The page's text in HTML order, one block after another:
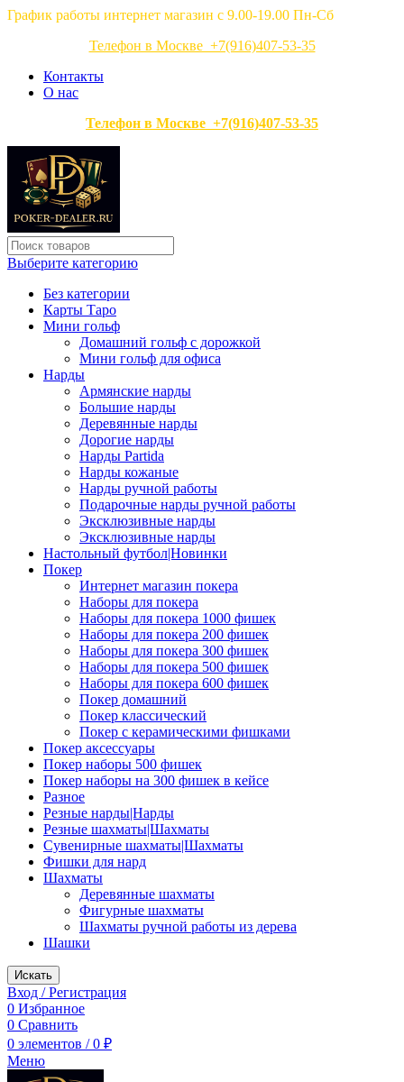
График работы интернет магазин с 9.00-19.00 Пн-Сб
Телефон в Москве +7(916)407-53-35
Контакты
О нас
Телефон в Москве +7(916)407-53-35
Выберите категорию
Без категории
Карты Таро
Мини гольф
Домашний гольф с дорожкой
Мини гольф для офиса
Нарды
Армянские нарды
Большие нарды
Деревянные нарды
Дорогие нарды
Нарды Partida
Нарды кожаные
Нарды ручной работы
Подарочные нарды ручной работы
Эксклюзивные нарды
Эксклюзивные нарды
Настольный футбол|Новинки
Покер
Интернет магазин покера
Наборы для покера
Наборы для покера 1000 фишек
Наборы для покера 200 фишек
Наборы для покера 300 фишек
Наборы для покера 500 фишек
Наборы для покера 600 фишек
Покер домашний
Покер классический
Покер с керамическими фишками
Покер аксессуары
Покер наборы 500 фишек
Покер наборы на 300 фишек в кейсе
Разное
Резные нарды|Нарды
Резные шахматы|Шахматы
Сувенирные шахматы|Шахматы
Фишки для нард
Шахматы
Деревянные шахматы
Фигурные шахматы
Шахматы ручной работы из дерева
Шашки
Искать
Вход / Регистрация
0 Избранное
0 Сравнить
0 элементов / 0 ₽
Меню